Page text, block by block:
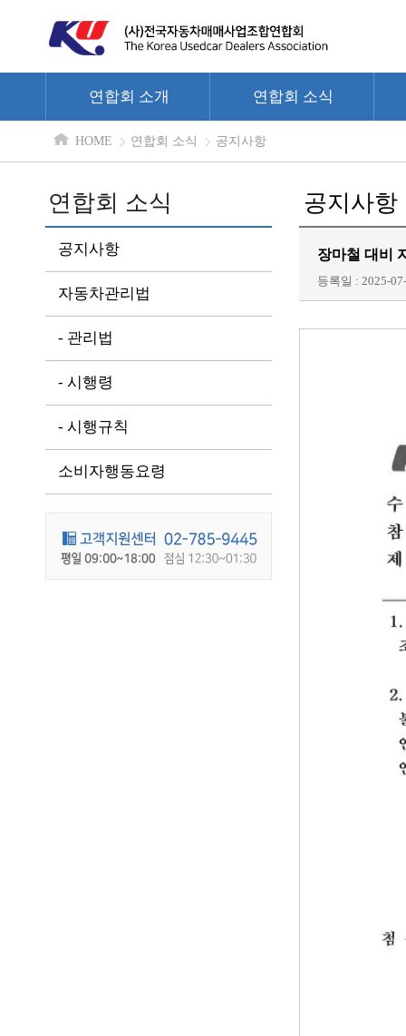
연합회 소개 연합회 소식
HOME 연합회 소식 공지사항
연합회 소식
공지사항
자동차관리법
- 관리법
- 시행령
- 시행규칙
소비자행동요령
공지사항
장마철 대비
등록일 : 2025-